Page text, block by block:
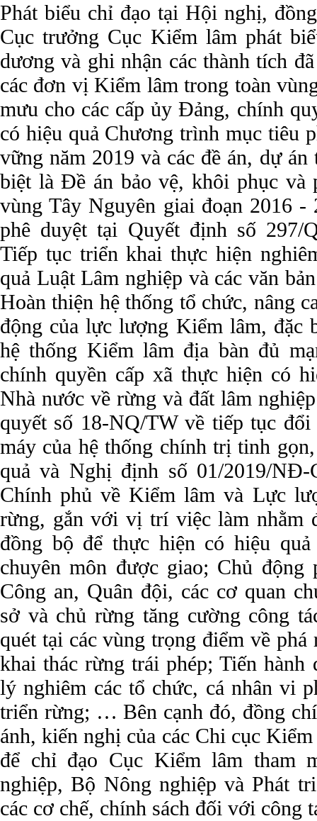
Phát biểu chỉ đạo tại Hội nghị,
Cục trưởng Cục Kiểm lâm phát
dương và ghi nhận các thành tích
các đơn vị Kiểm lâm trong toàn
mưu cho các cấp ủy Đảng, chính
có hiệu quả Chương trình mục tiêu
vững năm 2019 và các đề án, dự án
biệt là Đề án bảo vệ, khôi phục và
vùng Tây Nguyên giai đoạn 2016 -
phê duyệt tại Quyết định số 297/
Tiếp tục triển khai thực hiện
quả Luật Lâm nghiệp và các văn
Hoàn thiện hệ thống tổ chức, nâng
động của lực lượng Kiểm lâm, đặc
hệ thống Kiểm lâm địa bàn đủ
chính quyền cấp xã thực hiện có
Nhà nước về rừng và đất lâm
quyết số 18-NQ/TW về tiếp tục
máy của hệ thống chính trị tinh
quả và Nghị định số 01/2019/NĐ-
Chính phủ về Kiểm lâm và Lực
rừng, gắn với vị trí việc làm nhằm
đồng bộ để thực hiện có hiệu
chuyên môn được giao; Chủ
Công an, Quân đội, các cơ quan
sở và chủ rừng tăng cường công
quét tại các vùng trọng điểm về
khai thác rừng trái phép; Tiến
lý nghiêm các tổ chức, cá nhân vi
triển rừng; … Bên cạnh đó, đồng
ánh, kiến nghị của các Chi cục
để chỉ đạo Cục Kiểm lâm tham
nghiệp, Bộ Nông nghiệp và Phát
các cơ chế, chính sách đối với công